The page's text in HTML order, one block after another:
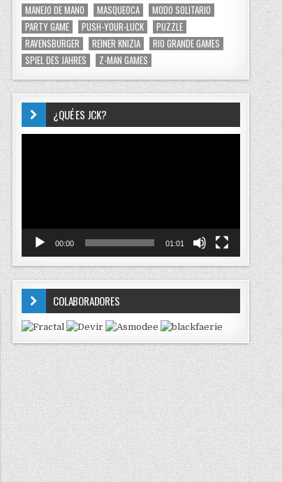
MANEJO DE MANO
MASQUEOCA
MODO SOLITARIO
PARTY GAME
PUSH-YOUR-LUCK
PUZZLE
RAVENSBURGER
REINER KNIZIA
RIO GRANDE GAMES
SPIEL DES JAHRES
Z-MAN GAMES
¿QUÉ ES JCK?
00:00 01:01
COLABORADORES